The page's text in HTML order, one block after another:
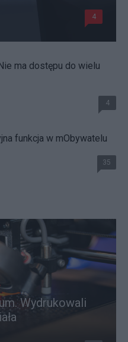
4
ma dostępu do wielu
4
funkcja w mObywatelu
35
Wydrukowali